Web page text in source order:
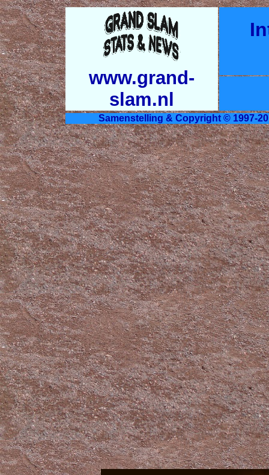
www.grand-
slam.nl
Samenstelling & Copyright © 1997-